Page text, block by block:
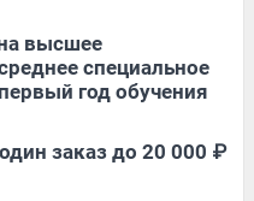
высшее
специальное
год обучения
заказ до 20 000 ₽